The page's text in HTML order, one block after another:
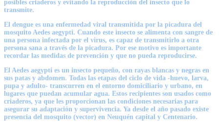
posibles criaderos y evitando la reproducción del insecto que lo
transmite.
El dengue es una enfermedad viral transmitida por la picadura del
mosquito Aedes aegypti. Cuando este insecto se alimenta con sangre de
una persona infectada por el virus, es capaz de transmitirlo a otra
persona sana a través de la picadura. Por ese motivo es importante
recordar las medidas de prevención y que no pueda reproducirse.
El Aedes aegypti es un insecto pequeño, con rayas blancas y negras en
sus patas y abdomen. Todas las etapas del ciclo de vida -huevo, larva,
pupa y adulto- transcurren en el entorno domiciliario y urbano, en
lugares que puedan acumular agua. Estos recipientes son usados como
criaderos, ya que les proporcionan las condiciones necesarias para
asegurar su adaptación y supervivencia. Ya desde el año pasado existe
presencia del mosquito (vector) en Neuquén capital y Centenario.